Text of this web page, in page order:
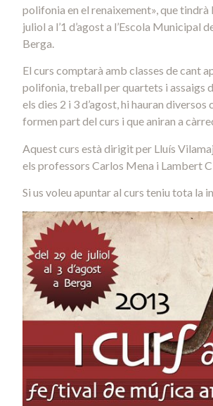
polifonia en el renaixement», que tindrà
juliol a l’1 d’agost a l’Escola Municipal
Berga.
El curs comptarà amb classes de cant
polifonia, treball per quartets i assaigs
els dies 2 i 3 d’agost, hi hauran diversos
formen part del curs i que aniran a
Aquest curs està dirigit per Lluís
els professors Carlos Mena i Lambert
Si us voleu apuntar al curs teniu tota la